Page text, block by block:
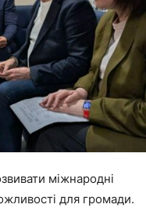
міжнародні
для громади.